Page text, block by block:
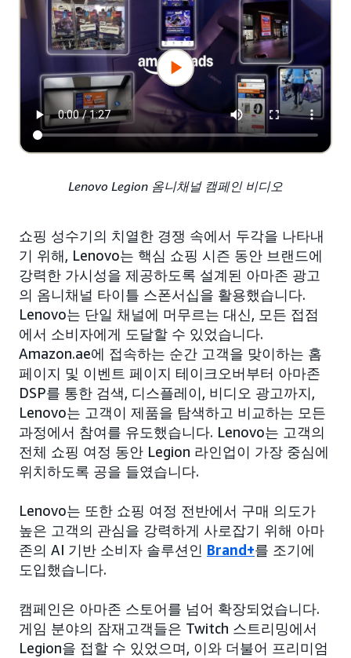
Lenovo Legion 옴니채널 캠페인 비디오
쇼핑 성수기의 치열한 경쟁 속에서 두각을 나타내
기 위해, Lenovo는 핵심 쇼핑 시즌 동안 브랜드에
강력한 가시성을 제공하도록 설계된 아마존 광고
의 옴니채널 타이틀 스폰서십을 활용했습니다.
Lenovo는 단일 채널에 머무르는 대신, 모든 접점
에서 소비자에게 도달할 수 있었습니다.
Amazon.ae에 접속하는 순간 고객을 맞이하는 홈
페이지 및 이벤트 페이지 테이크오버부터 아마존
DSP를 통한 검색, 디스플레이, 비디오 광고까지,
Lenovo는 고객이 제품을 탐색하고 비교하는 모든
과정에서 참여를 유도했습니다. Lenovo는 고객의
전체 쇼핑 여정 동안 Legion 라인업이 가장 중심에
위치하도록 공을 들였습니다.
Lenovo는 또한 쇼핑 여정 전반에서 구매 의도가
높은 고객의 관심을 강력하게 사로잡기 위해 아마
존의 AI 기반 소비자 솔루션인 Brand+를 조기에
도입했습니다.
캠페인은 아마존 스토어를 넘어 확장되었습니다.
게임 분야의 잠재고객들은 Twitch 스트리밍에서
Legion을 접할 수 있었으며, 이와 더불어 프리미엄